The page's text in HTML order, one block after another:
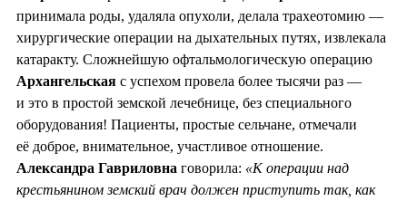
принимала роды, удаляла опухоли, делала трахеотомию —
хирургические операции на дыхательных путях, извлекала
катаракту. Сложнейшую офтальмологическую операцию
Архангельская с успехом провела более тысячи раз —
и это в простой земской лечебнице, без специального
оборудования! Пациенты, простые сельчане, отмечали
её доброе, внимательное, участливое отношение.
Александра Гавриловна говорила: «К операции над
крестьянином земский врач должен приступить так, как